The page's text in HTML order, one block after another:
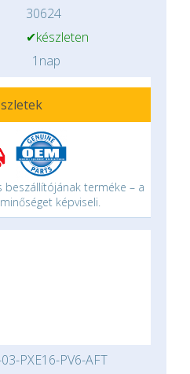
30624
✔készleten
1nap
beszállítójának terméke – a
képviseli.
PXE16-PV6-AFT